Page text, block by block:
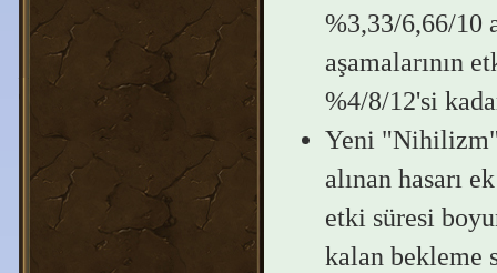
%3,33/6,66/10
aşamalarının
%4/8/12'si
Yeni "Nihilizm"
alınan hasarı
etki süresi
kalan bekleme